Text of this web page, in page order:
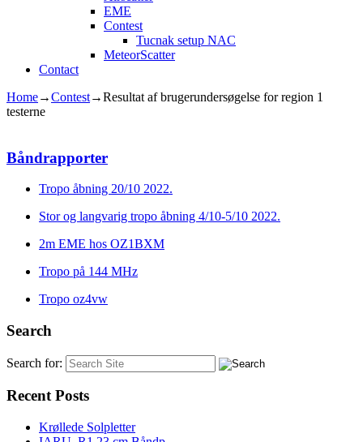
EME
Contest
Tucnak setup NAC
MeteorScatter
Contact
Home→Contest→Resultat af brugerundersøgelse for region 1
testerne
Båndrapporter
Tropo åbning 20/10 2022.
Stor og langvarig tropo åbning 4/10-5/10 2022.
2m EME hos OZ1BXM
Tropo på 144 MHz
Tropo oz4vw
Search
Search for:
Recent Posts
Krøllede Solpletter